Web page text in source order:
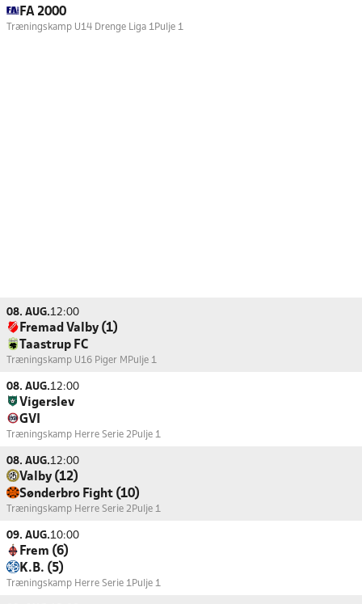
FA 2000
Træningskamp U14 Drenge Liga 1 Pulje 1
08. AUG.12:00
Fremad Valby (1)
Taastrup FC
Træningskamp U16 Piger M Pulje 1
08. AUG.12:00
Vigerslev
GVI
Træningskamp Herre Serie 2 Pulje 1
08. AUG.12:00
Valby (12)
Sønderbro Fight (10)
Træningskamp Herre Serie 2 Pulje 1
09. AUG.10:00
Frem (6)
K.B. (5)
Træningskamp Herre Serie 1 Pulje 1